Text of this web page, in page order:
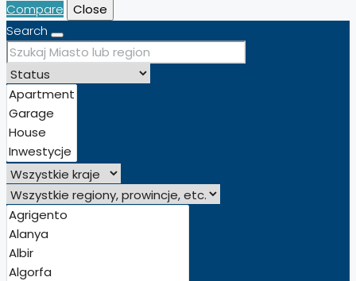
Compare
Close
Search